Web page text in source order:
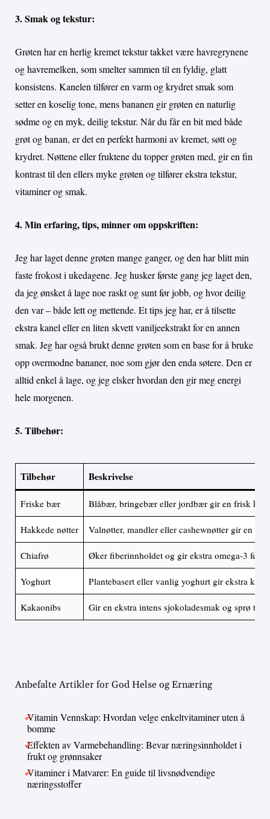
3. Smak og tekstur:
Grøten har en herlig kremet tekstur takket være havregrynene
og havremelken, som smelter sammen til en fyldig, glatt
konsistens. Kanelen tilfører en varm og krydret smak som
setter en koselig tone, mens bananen gir grøten en naturlig
sødme og en myk, deilig tekstur. Når du får en bit med både
grøt og banan, er det en perfekt harmoni av kremet, søtt og
krydret. Nøttene eller fruktene du topper grøten med, gir en fin
kontrast til den ellers myke grøten og tilfører ekstra tekstur,
vitaminer og smak.
4. Min erfaring, tips, minner om oppskriften:
Jeg har laget denne grøten mange ganger, og den har blitt min
faste frokost i ukedagene. Jeg husker første gang jeg laget den,
da jeg ønsket å lage noe raskt og sunt før jobb, og hvor deilig
den var – både lett og mettende. Et tips jeg har, er å tilsette
ekstra kanel eller en liten skvett vaniljeekstrakt for en annen
smak. Jeg har også brukt denne grøten som en base for å bruke
opp overmodne bananer, noe som gjør den enda søtere. Den er
alltid enkel å lage, og jeg elsker hvordan den gir meg energi
hele morgenen.
5. Tilbehør:
Tilbehør Beskrivelse
Friske bær Blåbær, bringebær eller jordbær gir en frisk
Hakkede nøtter Valnøtter, mandler eller cashewnøtter gir en fin
Chiafrø Øker fiberinnholdet og gir ekstra omega-3
Yoghurt Plantebasert eller vanlig yoghurt gir ekstra
Kakaonibs Gir en ekstra intens sjokoladesmak og sprø
Anbefalte Artikler for God Helse og Ernæring
Vitamin Vennskap: Hvordan velge enkeltvitaminer uten å
bomme
Effekten av Varmebehandling: Bevar næringsinnholdet i
frukt og grønnsaker
Vitaminer i Matvarer: En guide til livsnødvendige
næringsstoffer